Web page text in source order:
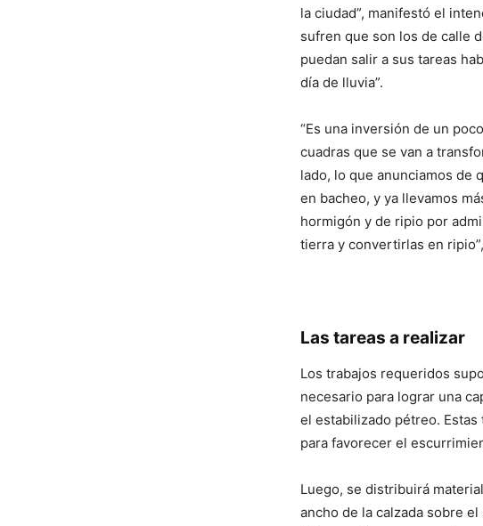
la ciudad”, manifestó el
sufren que son los de calle
puedan salir a sus tareas
día de lluvia”.
“Es una inversión de un
cuadras que se van a
lado, lo que anunciamos de
en bacheo, y ya llevamos
hormigón y de ripio por
tierra y convertirlas en
Las tareas a realizar
Los trabajos requeridos
necesario para lograr una
el estabilizado pétreo.
para favorecer el
Luego, se distribuirá
ancho de la calzada sobre